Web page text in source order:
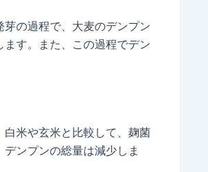
の過程で、大麦のデンプン
す。また、この過程でデン
米や玄米と比較して、麹菌
ンプンの総量は減少しま